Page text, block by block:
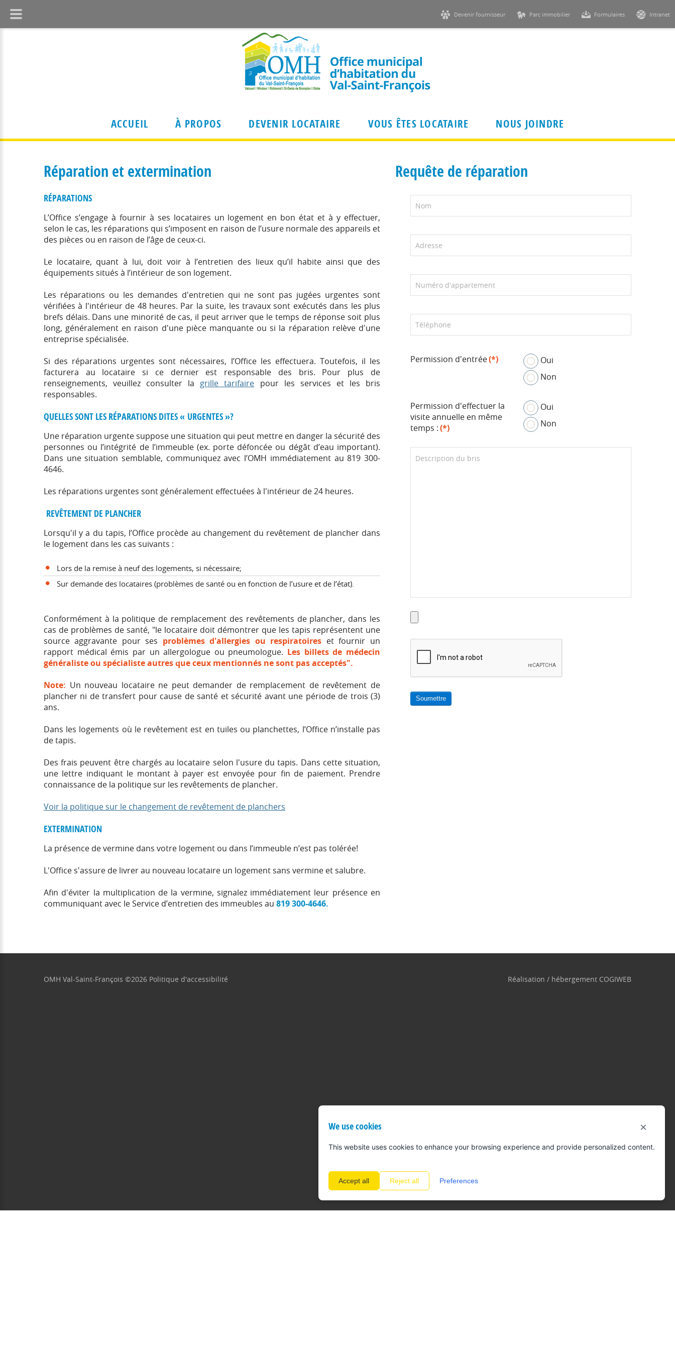
×
We use cookies
This website uses cookies to enhance your browsing experience and provide personalized content.
Accept all Reject all Preferences
ACCUEIL À PROPOS
Organisation
Nos immeubles
Nos partenaires
Propriétaire
DEVENIR LOCATAIRE
Soumettre une demande
Analyse et suivi de la demande
Attribution d'un logement
Alternatives aux HLM
VOUS ÊTES LOCATAIRE
Locataire
Bail et loyer
Paiement du loyer
Demande de transfert de logement
Clé et changement de serrure
Réparation et extermination
Peinture
Guide du locataire (renseignements
généraux)
Adhésion au PPA
Vie communautaire
Location salle communautaire
Avis de départ
Dernières nouvelles
Ouverture du bureau de Valcourt
Toutes les nouvelles
Règlements et politiques
Politique de gestion des demandes
relogement
Politique sur le changement de
NOUS JOINDRE
Réparation et extermination
RÉPARATIONS
L’Office s’engage à fournir à ses locataires un logement en bon état et à y effectuer,
selon le cas, les réparations qui s’imposent en raison de l’usure normale des appareils et
des pièces ou en raison de l’âge de ceux-ci.
Le locataire, quant à lui, doit voir à l’entretien des lieux qu’il habite ainsi que des
équipements situés à l’intérieur de son logement.
Les réparations ou les demandes d'entretien qui ne sont pas jugées urgentes sont
vérifiées à l'intérieur de 48 heures. Par la suite, les travaux sont exécutés dans les plus
brefs délais. Dans une minorité de cas, il peut arriver que le temps de réponse soit plus
long, généralement en raison d'une pièce manquante ou si la réparation relève d'une
entreprise spécialisée.
Si des réparations urgentes sont nécessaires, l’Office les effectuera. Toutefois, il les
facturera au locataire si ce dernier est responsable des bris. Pour plus de
renseignements, veuillez consulter la grille tarifaire pour les services et les bris
responsables.
QUELLES SONT LES RÉPARATIONS DITES « URGENTES »?
Une réparation urgente suppose une situation qui peut mettre en danger la sécurité des
personnes ou l’intégrité de l’immeuble (ex. porte défoncée ou dégât d’eau important).
Dans une situation semblable, communiquez avec l’OMH immédiatement au 819 300-
4646.
Les réparations urgentes sont généralement effectuées à l'intérieur de 24 heures.
REVÊTEMENT DE PLANCHER
Lorsqu'il y a du tapis, l’Office procède au changement du revêtement de plancher dans
le logement dans les cas suivants :
Lors de la remise à neuf des logements, si nécessaire;
Sur demande des locataires (problèmes de santé ou en fonction de l’usure et de l’état).
Conformément à la politique de remplacement des revêtements de plancher, dans les
cas de problèmes de santé, "le locataire doit démontrer que les tapis représentent une
source aggravante pour ses problèmes d'allergies ou respiratoires et fournir un
rapport médical émis par un allergologue ou pneumologue. Les billets de médecin
généraliste ou spécialiste autres que ceux mentionnés ne sont pas acceptés".
Note: Un nouveau locataire ne peut demander de remplacement de revêtement de
plancher ni de transfert pour cause de santé et sécurité avant une période de trois (3)
ans.
Dans les logements où le revêtement est en tuiles ou planchettes, l’Office n’installe pas
de tapis.
Des frais peuvent être chargés au locataire selon l'usure du tapis. Dans cette situation,
une lettre indiquant le montant à payer est envoyée pour fin de paiement. Prendre
connaissance de la politique sur les revêtements de plancher.
Voir la politique sur le changement de revêtement de planchers
EXTERMINATION
La présence de vermine dans votre logement ou dans l’immeuble n’est pas tolérée!
L'Office s'assure de livrer au nouveau locataire un logement sans vermine et salubre.
Afin d'éviter la multiplication de la vermine, signalez immédiatement leur présence en
communiquant avec le Service d’entretien des immeubles au 819 300-4646.
Requête de réparation
Permission d'entrée(*)
Oui
Non
Permission d'effectuer la
visite annuelle en même
temps :(*)
Oui
Non
Soumettre
OMH Val-Saint-François ©2026 Politique d'accessibilité Réalisation / hébergement COGIWEB
Devenir fournisseur Parc immobilier Formulaires Intranet